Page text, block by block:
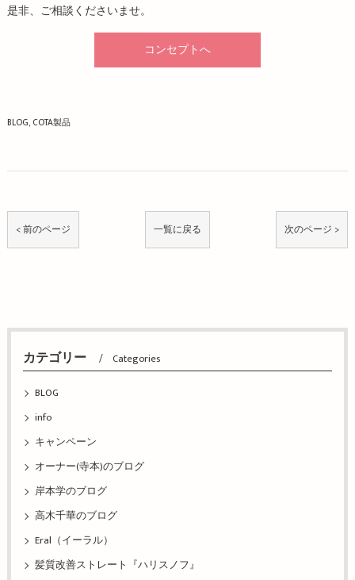
是非、ご相談くださいませ。
コンセプトへ
BLOG COTA製品
< 前のページ 一覧に戻る 次のページ >
カテゴリー Categories
BLOG
info
キャンペーン
オーナー(寺本)のブログ
岸本学のブログ
高木千華のブログ
Eral（イーラル）
髪質改善ストレート『ハリスノフ』